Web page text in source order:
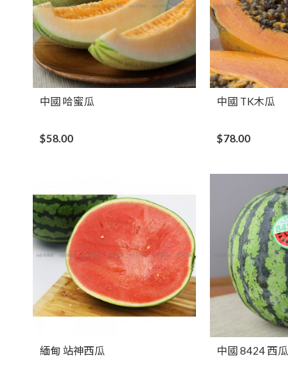
中國 哈蜜瓜
$58.00
中國 TK木瓜
$78.00
緬甸 站神西瓜 中國 8424 西瓜